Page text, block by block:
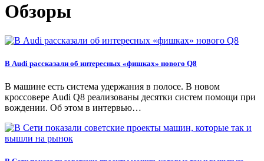
Обзоры
В Audi рассказали об интересных «фишках» нового Q8
В машине есть система удержания в полосе. В новом
кроссовере Audi Q8 реализованы десятки систем помощи при
вождении. Об этом в интервью…